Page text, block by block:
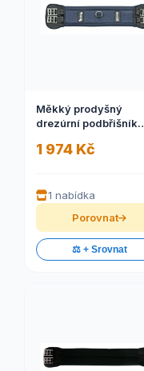
Měkký prodyšný
drezúrní podbřišník
1 974 Kč
1 nabídka
Porovnat
⚖️ + Srovnat